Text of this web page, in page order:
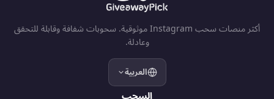
أكثر منصات سحب Instagram موثوقية. سحوبات شفافة وقابلة للتحقق
وعادلة.
العربية
السحب